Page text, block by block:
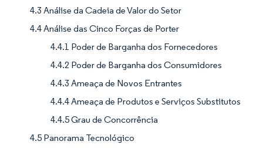
4.3 Análise da Cadeia de Valor do Setor
4.4 Análise das Cinco Forças de Porter
4.4.1 Poder de Barganha dos Fornecedores
4.4.2 Poder de Barganha dos Consumidores
4.4.3 Ameaça de Novos Entrantes
4.4.4 Ameaça de Produtos e Serviços Substitutos
4.4.5 Grau de Concorrência
4.5 Panorama Tecnológico